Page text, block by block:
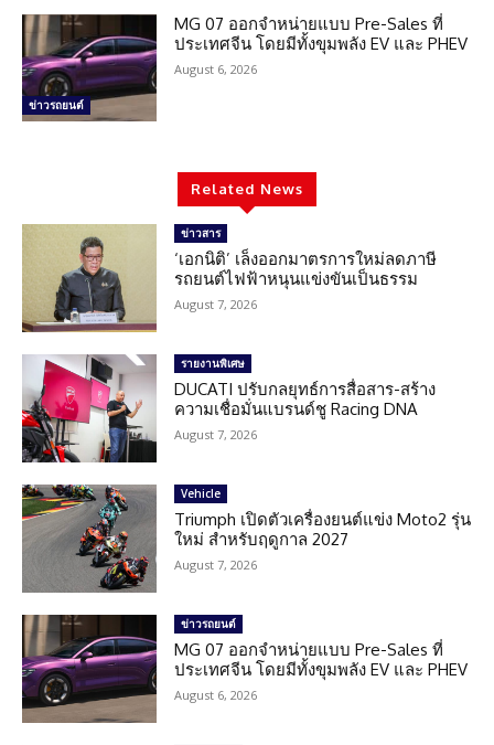
ข่าวรถยนต์
MG 07 ออกจำหน่ายแบบ Pre-Sales ที่
ประเทศจีน โดยมีทั้งขุมพลัง EV และ PHEV
August 6, 2026
Related News
ข่าวสาร
‘เอกนิติ’ เล็งออกมาตรการใหม่ลดภาษี
รถยนต์ไฟฟ้าหนุนแข่งขันเป็นธรรม
August 7, 2026
รายงานพิเศษ
DUCATI ปรับกลยุทธ์การสื่อสาร-สร้าง
ความเชื่อมั่นแบรนด์ชู Racing DNA
August 7, 2026
Vehicle
Triumph เปิดตัวเครื่องยนต์แข่ง Moto2 รุ่น
ใหม่ สำหรับฤดูกาล 2027
August 7, 2026
ข่าวรถยนต์
MG 07 ออกจำหน่ายแบบ Pre-Sales ที่
ประเทศจีน โดยมีทั้งขุมพลัง EV และ PHEV
August 6, 2026